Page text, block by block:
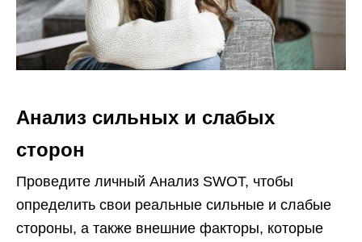
Анализ сильных и слабых
сторон
Проведите личный Анализ SWOT, чтобы
определить свои реальные сильные и слабые
стороны, а также внешние факторы, которые